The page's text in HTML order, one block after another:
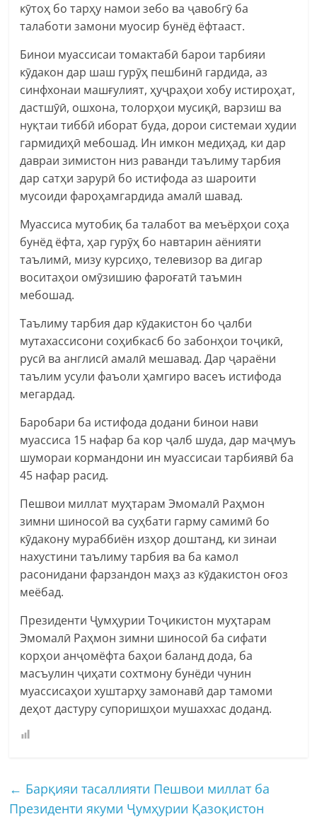
кӯтоҳ бо тарҳу намои зебо ва ҷавобгӯ ба
талаботи замони муосир бунёд ёфтааст.
Бинои муассисаи томактабӣ барои тарбияи
кӯдакон дар шаш гурӯҳ пешбинӣ гардида, аз
синфхонаи машғулият, ҳуҷраҳои хобу истироҳат,
дастшӯӣ, ошхона, толорҳои мусиқӣ, варзиш ва
нуқтаи тиббӣ иборат буда, дорои системаи худии
гармидиҳӣ мебошад. Ин имкон медиҳад, ки дар
давраи зимистон низ раванди таълиму тарбия
дар сатҳи зарурӣ бо истифода аз шароити
мусоиди фароҳамгардида амалӣ шавад.
Муассиса мутобиқ ба талабот ва меъёрҳои соҳа
бунёд ёфта, ҳар гурӯҳ бо навтарин аёнияти
таълимӣ, мизу курсиҳо, телевизор ва дигар
воситаҳои омӯзишию фароғатӣ таъмин
мебошад.
Таълиму тарбия дар кӯдакистон бо ҷалби
мутахассисони соҳибкасб бо забонҳои тоҷикӣ,
русӣ ва англисӣ амалӣ мешавад. Дар ҷараёни
таълим усули фаъоли ҳамгиро васеъ истифода
мегардад.
Баробари ба истифода додани бинои нави
муассиса 15 нафар ба кор ҷалб шуда, дар маҷмуъ
шумораи кормандони ин муассисаи тарбиявӣ ба
45 нафар расид.
Пешвои миллат муҳтарам Эмомалӣ Раҳмон
зимни шиносоӣ ва суҳбати гарму самимӣ бо
кӯдакону мураббиён изҳор доштанд, ки зинаи
нахустини таълиму тарбия ва ба камол
расонидани фарзандон маҳз аз кӯдакистон оғоз
меёбад.
Президенти Ҷумҳурии Тоҷикистон муҳтарам
Эмомалӣ Раҳмон зимни шиносоӣ ба сифати
корҳои анҷомёфта баҳои баланд дода, ба
масъулин ҷиҳати сохтмону бунёди чунин
муассисаҳои хуштарҳу замонавӣ дар тамоми
деҳот дастуру супоришҳои мушаххас доданд.
← Барқияи тасаллияти Пешвои миллат ба
Президенти якуми Ҷумҳурии Қазоқистон